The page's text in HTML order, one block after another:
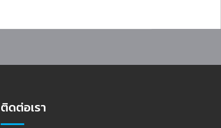
ติดต่อเรา